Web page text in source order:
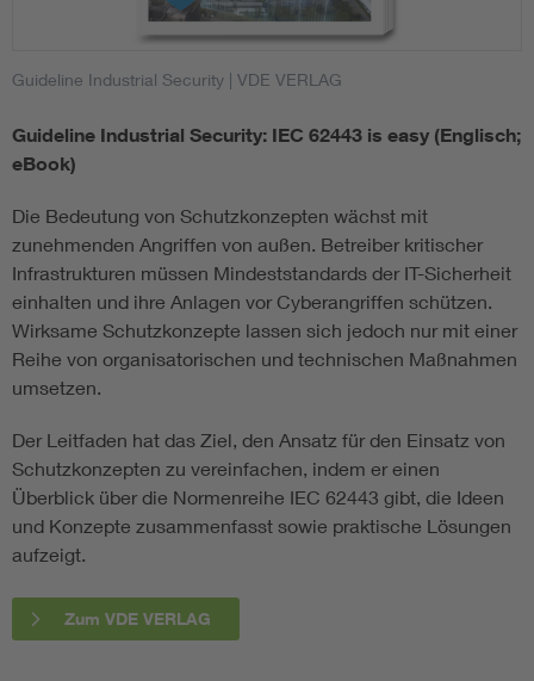
Guideline Industrial Security | VDE VERLAG
Guideline Industrial Security: IEC 62443 is easy (Englisch;
eBook)
Die Bedeutung von Schutzkonzepten wächst mit
zunehmenden Angriffen von außen. Betreiber kritischer
Infrastrukturen müssen Mindeststandards der IT-Sicherheit
einhalten und ihre Anlagen vor Cyberangriffen schützen.
Wirksame Schutzkonzepte lassen sich jedoch nur mit einer
Reihe von organisatorischen und technischen Maßnahmen
umsetzen.
Der Leitfaden hat das Ziel, den Ansatz für den Einsatz von
Schutzkonzepten zu vereinfachen, indem er einen
Überblick über die Normenreihe IEC 62443 gibt, die Ideen
und Konzepte zusammenfasst sowie praktische Lösungen
aufzeigt.
Zum VDE VERLAG